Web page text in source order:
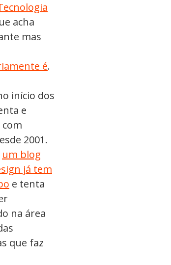
acha
mas
é.
início dos
e
2001.
um blog
já tem
e tenta
na área
que faz